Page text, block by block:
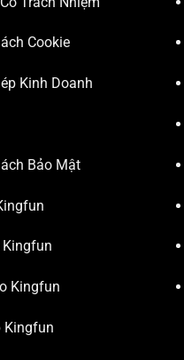
Cookie
Kinh Doanh
Bảo Mật
Kingfun
Kingfun
Kingfun